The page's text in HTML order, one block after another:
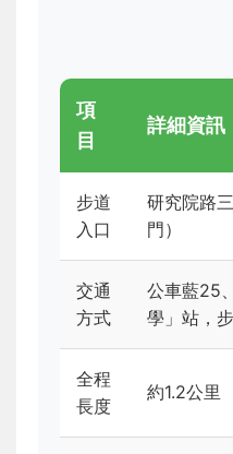
項
目
詳細資訊
步道
入口
研究院路
門）
交通
方式
公車藍25
學」站，
全程
長度
約1.2公里